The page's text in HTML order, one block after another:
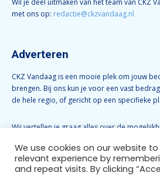
met ons op: redactie@ckzvandaag.nl
Adverteren
CKZ Vandaag is een mooie plek om jouw
brengen. Bij ons kun je voor een vast
de hele regio, of gericht op een specifieke
Wij vertellen je graag alles over de
We use cookies on our website
relevant experience by
and repeat visits. By clicking